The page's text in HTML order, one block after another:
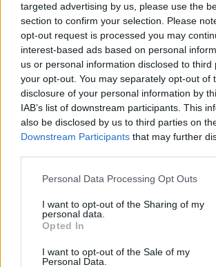
targeted advertising by us, please use the
section to confirm your selection. Please
opt-out request is processed you may
interest-based ads based on personal
us or personal information disclosed to third
your opt-out. You may separately opt-out of
disclosure of your personal information by
IAB’s list of downstream participants. This
also be disclosed by us to third parties on
Downstream Participants that may further
Please note that this website/app uses one
not limited to your visit or usage behaviour.
grant or deny consent to Google and its
use your data for below specified purposes
consent section.
Personal Data Processing Opt Outs
I want to opt-out of the Sharing of my
personal data.
Opted In
I want to opt-out of the Sale of my
Personal Data.
Történelmi táj,
mesél – megújul a